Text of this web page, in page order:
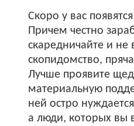
Скоро у вас
Причем честно
скаредничайте и не
скопидомство,
Лучше проявите
материальную
ней остро
а люди, которых вы